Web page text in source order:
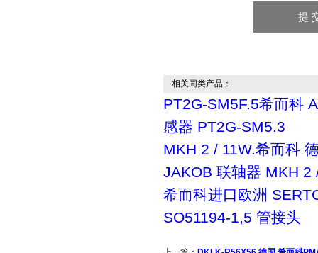
相关同类产品：
PT2G-SM5F.5希而科
感器 PT2G-SM5.3
MKH 2 / 11W.希而科
JAKOB 联轴器 MKH 2
希而科进口欧洲
SO51194-1,5 管接头